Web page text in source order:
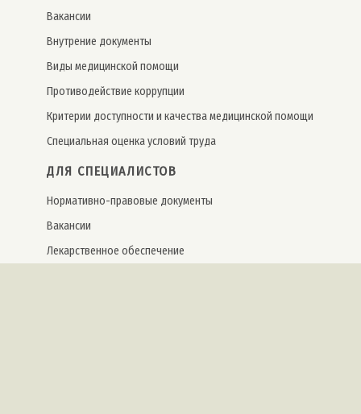
Вакансии
Внутрение документы
Виды медицинской помощи
Противодействие коррупции
Критерии доступности и качества медицинской помощи
Специальная оценка условий труда
ДЛЯ СПЕЦИАЛИСТОВ
Нормативно-правовые документы
Вакансии
Лекарственное обеспечение